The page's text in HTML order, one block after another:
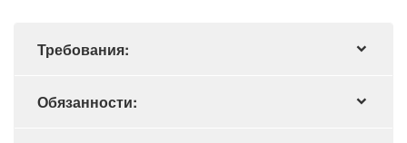
Требования:
Обязанности: